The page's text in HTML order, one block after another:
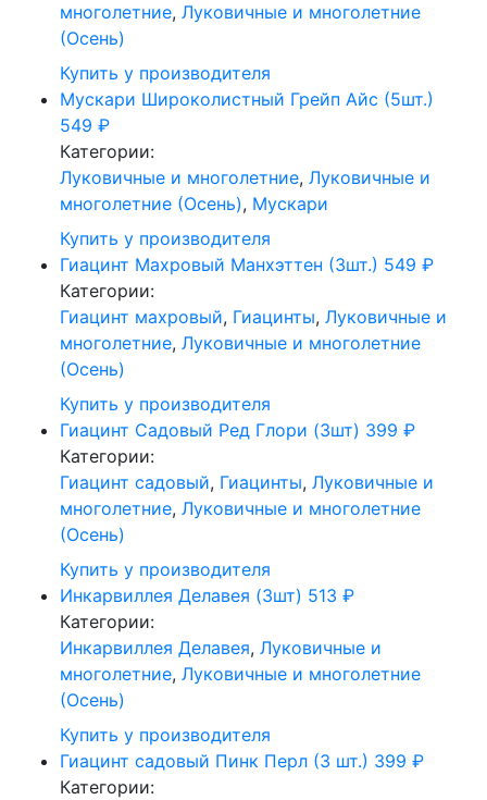
многолетние, Луковичные и многолетние
(Осень)
Купить у производителя
Мускари Широколистный Грейп Айс (5шт.)
549 ₽
Категории:
Луковичные и многолетние, Луковичные и
многолетние (Осень), Мускари
Купить у производителя
Гиацинт Махровый Манхэттен (3шт.) 549 ₽
Категории:
Гиацинт махровый, Гиацинты, Луковичные и
многолетние, Луковичные и многолетние
(Осень)
Купить у производителя
Гиацинт Садовый Ред Глори (3шт) 399 ₽
Категории:
Гиацинт садовый, Гиацинты, Луковичные и
многолетние, Луковичные и многолетние
(Осень)
Купить у производителя
Инкарвиллея Делавея (3шт) 513 ₽
Категории:
Инкарвиллея Делавея, Луковичные и
многолетние, Луковичные и многолетние
(Осень)
Купить у производителя
Гиацинт садовый Пинк Перл (3 шт.) 399 ₽
Категории: